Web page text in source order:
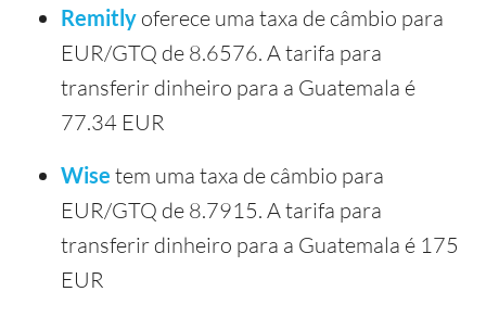
Remitly oferece uma taxa de câmbio para
EUR/GTQ de 8.6576. A tarifa para
transferir dinheiro para a Guatemala é
77.34 EUR
Wise tem uma taxa de câmbio para
EUR/GTQ de 8.7915. A tarifa para
transferir dinheiro para a Guatemala é 175
EUR